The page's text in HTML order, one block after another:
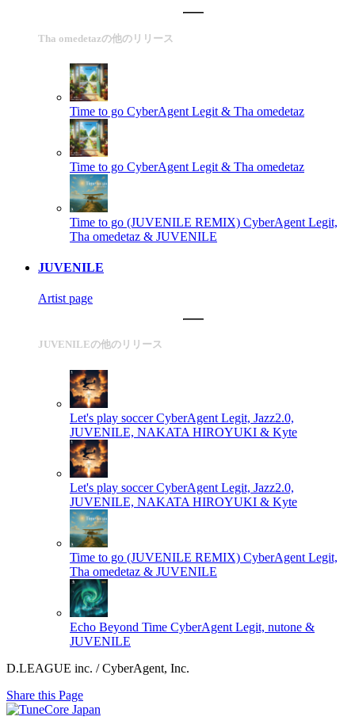
Tha omedetazの他のリリース
Time to go CyberAgent Legit & Tha omedetaz
Time to go CyberAgent Legit & Tha omedetaz
Time to go (JUVENILE REMIX) CyberAgent Legit,
Tha omedetaz & JUVENILE
JUVENILE
Artist page
JUVENILEの他のリリース
Let's play soccer CyberAgent Legit, Jazz2.0,
JUVENILE, NAKATA HIROYUKI & Kyte
Let's play soccer CyberAgent Legit, Jazz2.0,
JUVENILE, NAKATA HIROYUKI & Kyte
Time to go (JUVENILE REMIX) CyberAgent Legit,
Tha omedetaz & JUVENILE
Echo Beyond Time CyberAgent Legit, nutone &
JUVENILE
D.LEAGUE inc. / CyberAgent, Inc.
Share this Page